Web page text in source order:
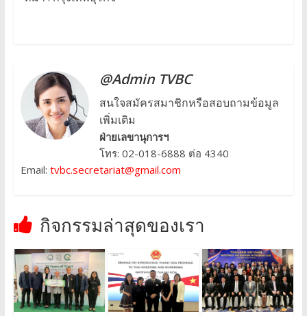
@Admin TVBC
สนใจสมัครสมาชิกหรือสอบถามข้อมูล
เพิ่มเติม
ฝ่ายเลขานุการฯ
โทร: 02-018-6888 ต่อ 4340
Email: tvbc.secretariat@gmail.com
กิจกรรมล่าสุดของเรา